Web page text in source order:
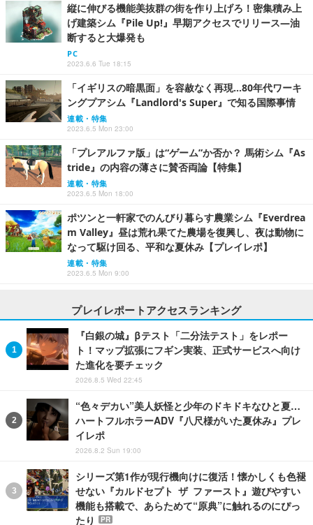
縦に伸びる機能美抜群の街を作り上げろ！密集積み上
げ建築シム『Pile Up!』早期アクセスでリリース―油
断すると大爆発も
PC
2023.6.6 Tue 18:15
「イギリスの暗黒面」を容赦なく再現…80年代ワーキ
ングプアシム『Landlord's Super』で知る国際事情
連載・特集
2023.6.5 Mon 23:00
「プレアルファ版」は“ゲーム”か否か？ 馬術シム『As
tride』の内容の薄さに賛否両論【特集】
連載・特集
2023.6.5 Mon 18:00
ポツンと一軒家でのんびり暮らす農業シム『Everdrea
m Valley』昼は荒れ果てた農場を復興し、夜は動物に
なって駆け回る、平和な夏休み【プレイレポ】
連載・特集
2023.6.5 Mon 9:00
プレイレポートアクセスランキング
『白銀の城』βテスト「二分法テスト」をレポー
ト！マップ拡張にフギン実装、正式サービスへ向け
た進化を要チェック
2026.8.5 Wed 22:45
“色々デカい”美人妖怪と少年のドキドキなひと夏…
ハートフルホラーADV『八尺様がいた夏休み』プレ
イレポ
2026.8.2 Sun 19:00
シリーズ第1作が現行機向けに復活！懐かしくも色褪
せない『カルドセプト ザ ファースト』遊びやすい
機能も搭載で、あらためて“原典”に触れるのにぴっ
たり
PR